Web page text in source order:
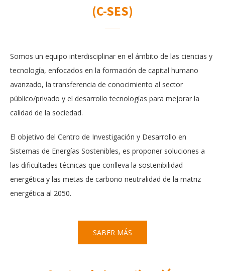
(C-SES)
Somos un equipo interdisciplinar en el ámbito de las ciencias y
tecnología, enfocados en la formación de capital humano
avanzado, la transferencia de conocimiento al sector
público/privado y el desarrollo tecnologías para mejorar la
calidad de la sociedad.
El objetivo del Centro de Investigación y Desarrollo en
Sistemas de Energías Sostenibles, es proponer soluciones a
las dificultades técnicas que conlleva la sostenibilidad
energética y las metas de carbono neutralidad de la matriz
energética al 2050.
SABER MÁS